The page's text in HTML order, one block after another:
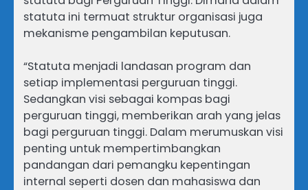
statuta ini termuat struktur organisasi juga
mekanisme pengambilan keputusan.
“Statuta menjadi landasan program dan
setiap implementasi perguruan tinggi.
Sedangkan visi sebagai kompas bagi
perguruan tinggi, memberikan arah yang jelas
bagi perguruan tinggi. Dalam merumuskan visi
penting untuk mempertimbangkan
pandangan dari pemangku kepentingan
internal seperti dosen dan mahasiswa dan